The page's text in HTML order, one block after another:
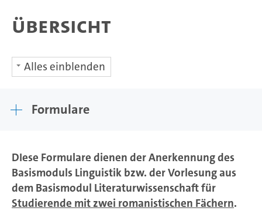
Übersicht
Alles einblenden
Formulare
DIese Formulare dienen der Anerkennung des
Basismoduls Linguistik bzw. der Vorlesung aus
dem Basismodul Literaturwissenschaft für
Studierende mit zwei romanistischen Fächern.